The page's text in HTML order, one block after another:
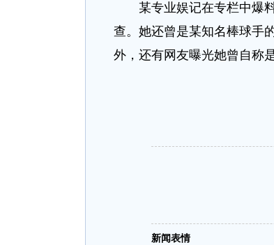
某专业娱记在专栏中爆
查。她还曾是某知名棒球手
外，还有网友曝光她曾自称
新闻表情